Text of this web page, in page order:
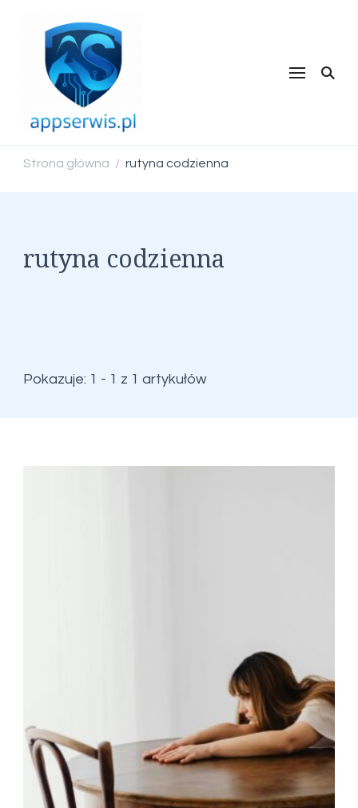
Strona główna / rutyna codzienna
rutyna codzienna
Pokazuje: 1 - 1 z 1 artykułów